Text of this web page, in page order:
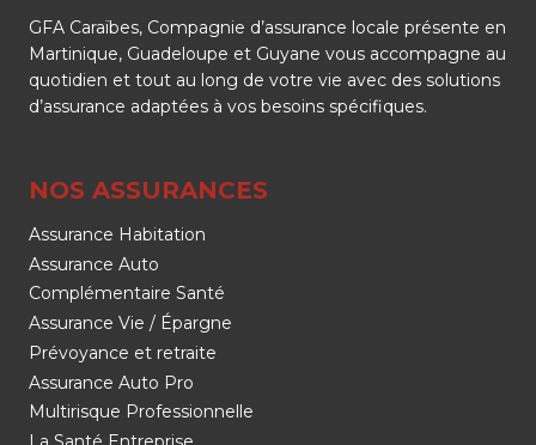
GFA Caraïbes, Compagnie d’assurance locale présente en
Martinique, Guadeloupe et Guyane vous accompagne au
quotidien et tout au long de votre vie avec des solutions
d’assurance adaptées à vos besoins spécifiques.
NOS ASSURANCES
Assurance Habitation
Assurance Auto
Complémentaire Santé
Assurance Vie / Épargne
Prévoyance et retraite
Assurance Auto Pro
Multirisque Professionnelle